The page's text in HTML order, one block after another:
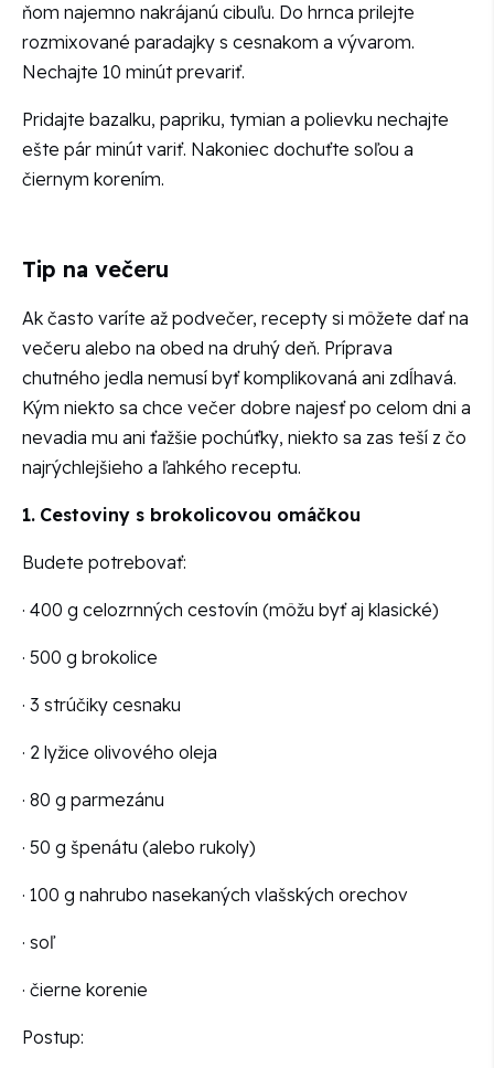
ňom najemno nakrájanú cibuľu. Do hrnca prilejte
rozmixované paradajky s cesnakom a vývarom.
Nechajte 10 minút prevariť.
Pridajte bazalku, papriku, tymian a polievku nechajte
ešte pár minút variť. Nakoniec dochuťte soľou a
čiernym korením.
Tip na večeru
Ak často varíte až podvečer, recepty si môžete dať na
večeru alebo na obed na druhý deň. Príprava
chutného jedla nemusí byť komplikovaná ani zdĺhavá.
Kým niekto sa chce večer dobre najesť po celom dni a
nevadia mu ani ťažšie pochúťky, niekto sa zas teší z čo
najrýchlejšieho a ľahkého receptu.
1. Cestoviny s brokolicovou omáčkou
Budete potrebovať:
· 400 g celozrnných cestovín (môžu byť aj klasické)
· 500 g brokolice
· 3 strúčiky cesnaku
· 2 lyžice olivového oleja
· 80 g parmezánu
· 50 g špenátu (alebo rukoly)
· 100 g nahrubo nasekaných vlašských orechov
· soľ
· čierne korenie
Postup: